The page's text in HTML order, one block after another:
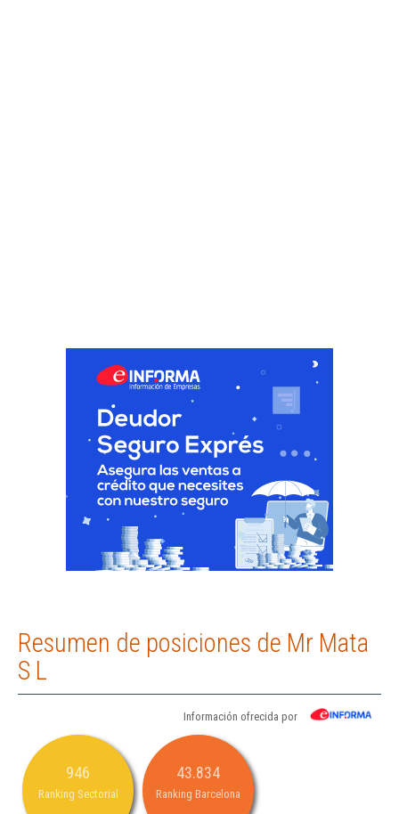
Resumen de posiciones de Mr Mata
S L
Información ofrecida por
946
Ranking Sectorial
43.834
Ranking Barcelona